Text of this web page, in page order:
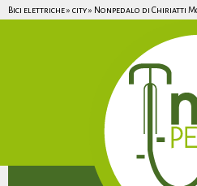
Bici elettriche » city » Nonpedalo di Chiriatti